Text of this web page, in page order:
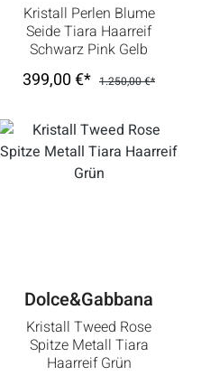
Kristall Perlen Blume
Seide Tiara Haarreif
Schwarz Pink Gelb
399,00 €* 1.250,00 €*
Dolce&Gabbana
Kristall Tweed Rose
Spitze Metall Tiara
Haarreif Grün